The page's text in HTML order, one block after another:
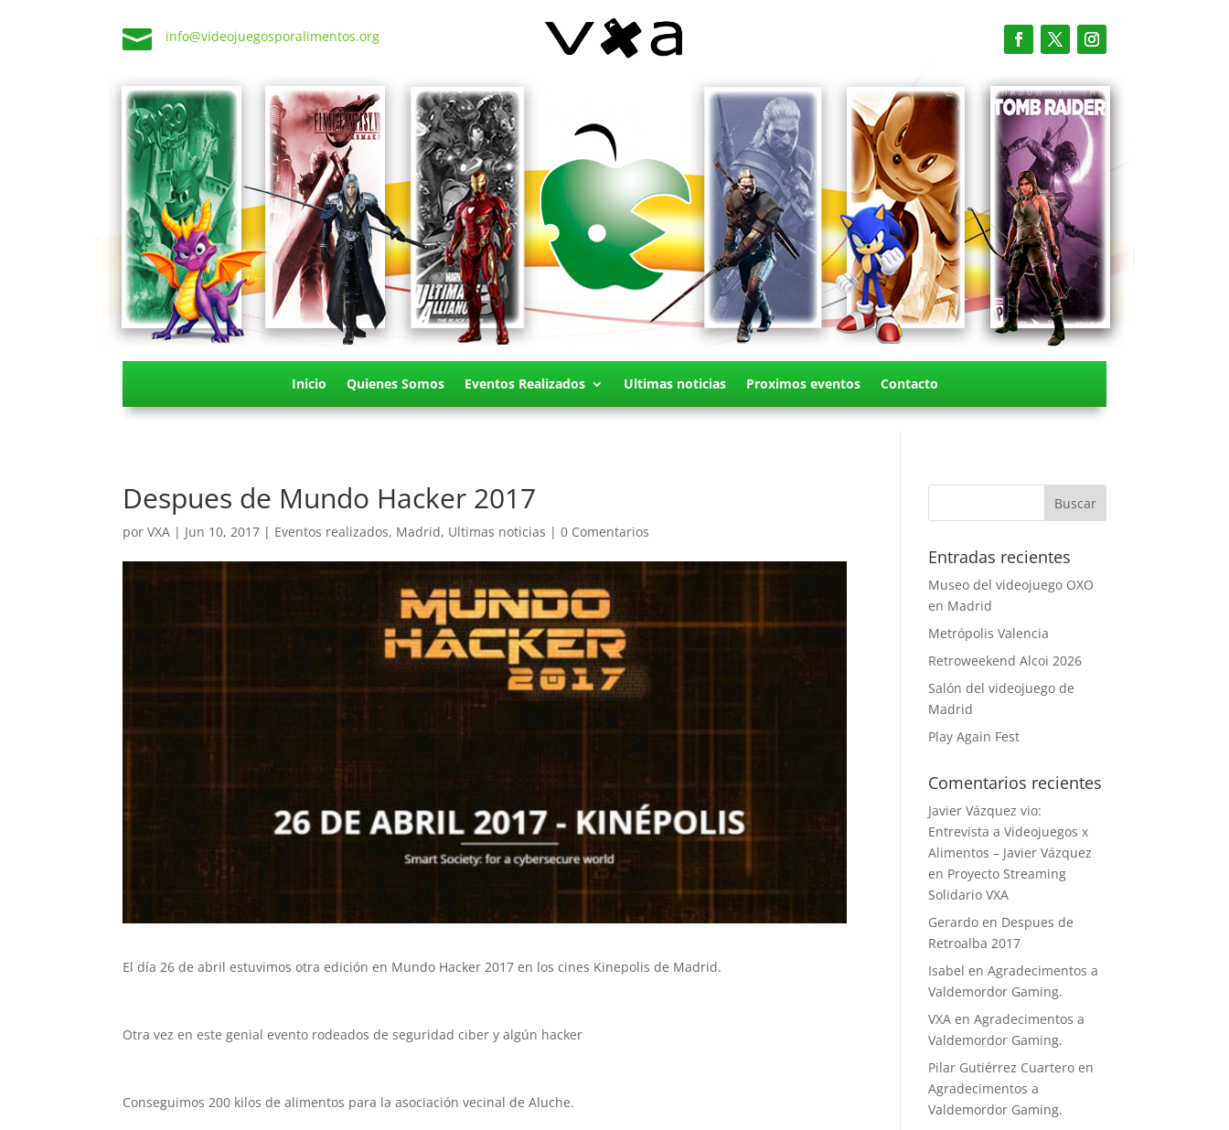
 info@videojuegosporalimentos.org
Inicio Quienes Somos Eventos Realizados Ultimas noticias Proximos eventos Contacto
Despues de Mundo Hacker 2017
porVXA | Jun 10, 2017 | Eventos realizados, Madrid, Ultimas noticias |0 Comentarios
El día 26 de abril estuvimos otra edición en Mundo Hacker 2017 en los cines Kinepolis de Madrid.
Otra vez en este genial evento rodeados de seguridad ciber y algún hacker
Conseguimos 200 kilos de alimentos para la asociación vecinal de Aluche.
Entradas recientes
Museo del videojuego OXO
en Madrid
Metrópolis Valencia
Retroweekend Alcoi 2026
Salón del videojuego de
Madrid
Play Again Fest
Comentarios recientes
Javier Vázquez vio:
Entrevista a Videojuegos x
Alimentos – Javier Vázquez
en Proyecto Streaming
Solidario VXA
Gerardo en Despues de
Retroalba 2017
Isabel enAgradecimentos a
Valdemordor Gaming.
VXA enAgradecimentos a
Valdemordor Gaming.
Pilar Gutiérrez Cuartero en
Agradecimentos a
Valdemordor Gaming.